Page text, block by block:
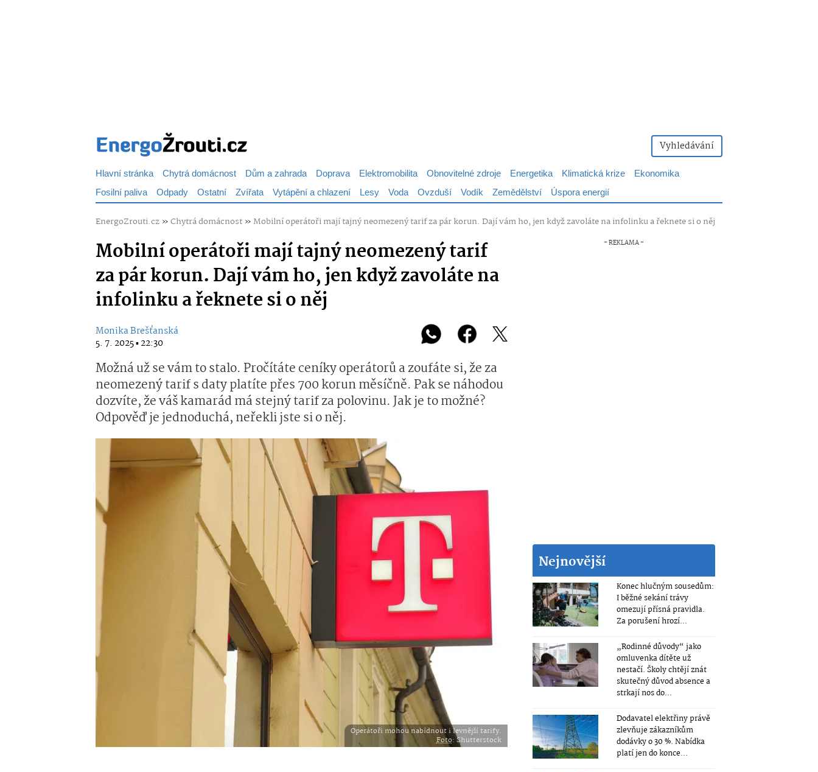
Vyhledávání
Hlavní stránka Chytrá domácnost Dům a zahrada Doprava Elektromobilita Obnovitelné zdroje Energetika Klimatická krize
Ekonomika
Fosilní paliva Odpady Ostatní Zvířata Vytápění a chlazení Lesy Voda Ovzduší Vodík Zemědělství Úspora energií
EnergoZrouti.cz»Chytrá domácnost»Mobilní operátoři mají tajný neomezený tarif za pár korun. Dají vám ho, jen když zavoláte na infolinku a řeknete si o něj
Mobilní operátoři mají tajný neomezený tarif
za pár korun. Dají vám ho, jen když zavoláte na
infolinku a řeknete si o něj
Monika Brešťanská
5. 7. 2025 ▪ 22:30
Možná už se vám to stalo. Pročítáte ceníky operátorů a zoufáte si, že za
neomezený tarif s daty platíte přes 700 korun měsíčně. Pak se náhodou
dozvíte, že váš kamarád má stejný tarif za polovinu. Jak je to možné?
Odpověď je jednoduchá, neřekli jste si o něj.
Operátoři mohou nabídnout i levnější tarify.
Foto: Shutterstock
Nejnovější
Konec hlučným sousedům:
I běžné sekání trávy
omezují přísná pravidla.
Za porušení hrozí...
„Rodinné důvody“ jako
omluvenka dítěte už
nestačí. Školy chtějí znát
skutečný důvod absence a
strkají nos do...
Dodavatel elektřiny právě
zlevňuje zákazníkům
dodávky o 30 %. Nabídka
platí jen do konce...